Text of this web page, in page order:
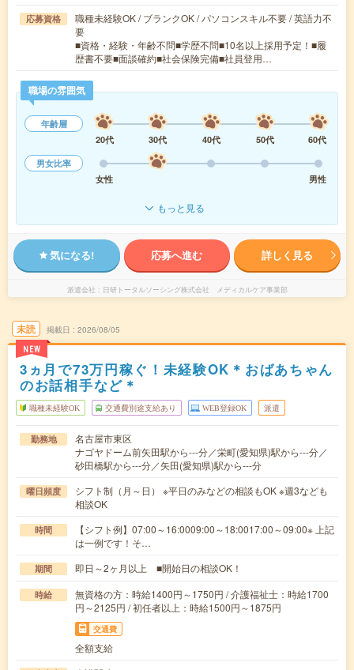
応募資格
職種未経験OK / ブランクOK / パソコンスキル不要 / 英語力不
要
■資格・経験・年齢不問■学歴不問■10名以上採用予定！■履
歴書不要■面談確約■社会保険完備■社員登用…
職場の雰囲気
年齢層
20代
30代 40代 50代
60代
男女比率
女性
男性
もっと見る
気になる! 応募へ進む 詳しく見る
派遣会社 日研トータルソーシング株式会社 メディカルケア事業部
未読
NEW
掲載日 2026/08/05
3ヵ月で73万円稼ぐ！未経験OK＊おばあちゃん
のお話相手など＊
職種未経験OK 交通費別途支給あり WEB登録OK 派遣
勤務地
名古屋市東区
ナゴヤドーム前矢田駅から---分／栄町(愛知県)駅から---分／
砂田橋駅から---分／矢田(愛知県)駅から---分
曜日頻度
シフト制（月～日） ※平日のみなどの相談もOK ※週3なども
相談OK
時間
【シフト例】07:00～16:0009:00～18:0017:00～09:00※ 上記
は一例です！そ…
期間 即日～2ヶ月以上 ■開始日の相談OK！
時給
無資格の方：時給1400円～1750円 / 介護福祉士：時給1700
円～2125円 / 初任者以上：時給1500円～1875円
交通費
全額支給